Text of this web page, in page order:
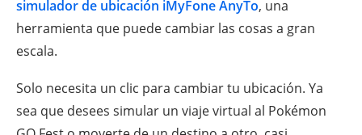
simulador de ubicación iMyFone AnyTo, una
herramienta que puede cambiar las cosas a gran
escala.
Solo necesita un clic para cambiar tu ubicación. Ya
sea que desees simular un viaje virtual al Pokémon